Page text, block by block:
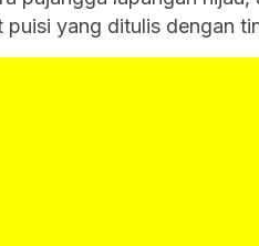
yang ditulis dengan